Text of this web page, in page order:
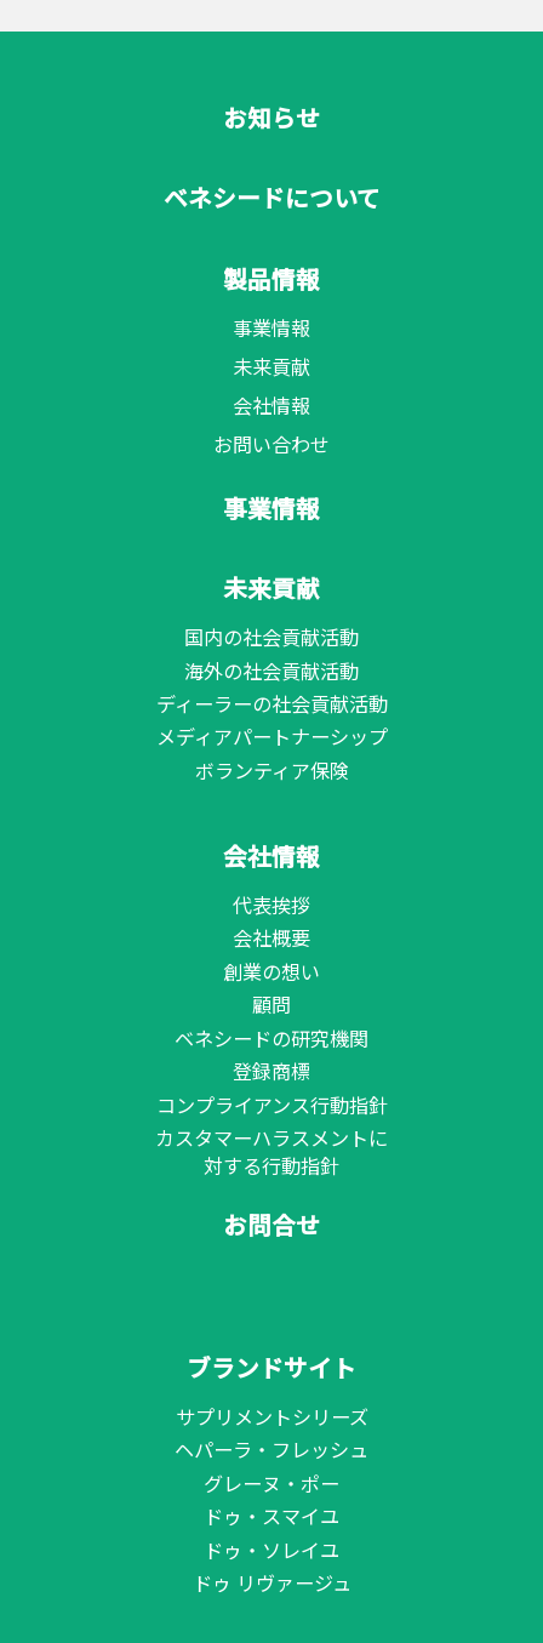
お知らせ
ベネシードについて
製品情報
事業情報
未来貢献
会社情報
お問い合わせ
事業情報
未来貢献
国内の社会貢献活動
海外の社会貢献活動
ディーラーの社会貢献活動
メディアパートナーシップ
ボランティア保険
会社情報
代表挨拶
会社概要
創業の想い
顧問
ベネシードの研究機関
登録商標
コンプライアンス行動指針
カスタマーハラスメントに
対する行動指針
お問合せ
ブランドサイト
サプリメントシリーズ
ヘパーラ・フレッシュ
グレーヌ・ポー
ドゥ・スマイユ
ドゥ・ソレイユ
ドゥ リヴァージュ